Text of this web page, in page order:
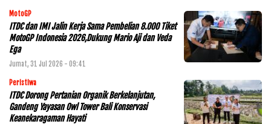
MotoGP
ITDC dan IMI Jalin Kerja Sama Pembelian 8.000 Tiket
MotoGP Indonesia 2026,Dukung Mario Aji dan Veda
Ega
Jumat, 31 Jul 2026 - 09:41
Peristiwa
ITDC Dorong Pertanian Organik Berkelanjutan,
Gandeng Yayasan Owl Tower Bali Konservasi
Keanekaragaman Hayati